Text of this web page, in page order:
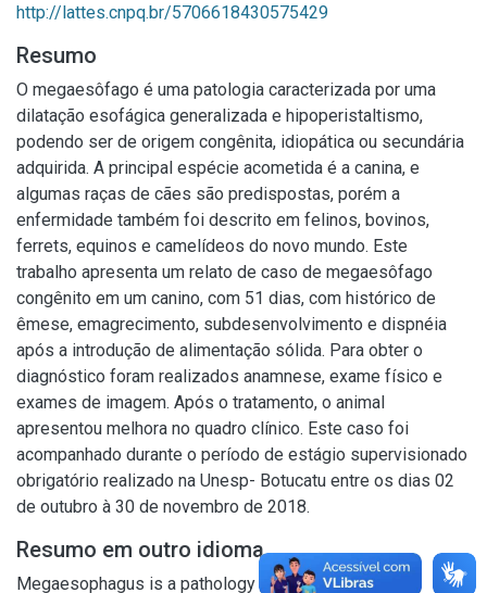
http://lattes.cnpq.br/5706618430575429
Resumo
O megaesôfago é uma patologia caracterizada por uma
dilatação esofágica generalizada e hipoperistaltismo,
podendo ser de origem congênita, idiopática ou secundária
adquirida. A principal espécie acometida é a canina, e
algumas raças de cães são predispostas, porém a
enfermidade também foi descrito em felinos, bovinos,
ferrets, equinos e camelídeos do novo mundo. Este
trabalho apresenta um relato de caso de megaesôfago
congênito em um canino, com 51 dias, com histórico de
êmese, emagrecimento, subdesenvolvimento e dispnéia
após a introdução de alimentação sólida. Para obter o
diagnóstico foram realizados anamnese, exame físico e
exames de imagem. Após o tratamento, o animal
apresentou melhora no quadro clínico. Este caso foi
acompanhado durante o período de estágio supervisionado
obrigatório realizado na Unesp- Botucatu entre os dias 02
de outubro à 30 de novembro de 2018.
Resumo em outro idioma
Megaesophagus is a pathology characterized by